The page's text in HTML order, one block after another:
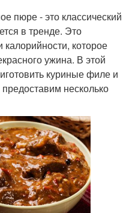
пюре - это классический
в тренде. Это
калорийности, которое
ужина. В этой
куриные филе и
несколько